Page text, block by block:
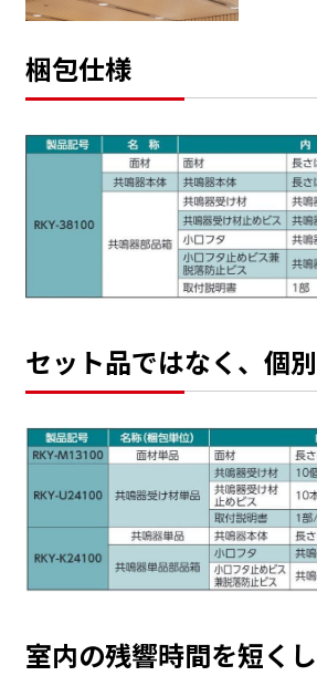
梱包仕様
セット品ではなく、個
室内の残響時間を短く